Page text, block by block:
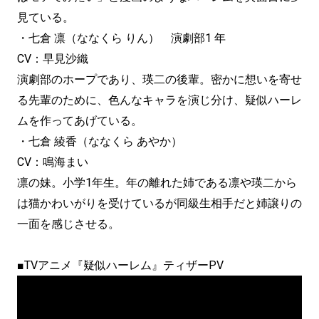
見ている。
・七倉 凛（ななくら りん） 演劇部1 年
CV：早見沙織
演劇部のホープであり、瑛二の後輩。密かに想いを寄せ
る先輩のために、色んなキャラを演じ分け、疑似ハーレ
ムを作ってあげている。
・七倉 綾香（ななくら あやか）
CV：鳴海まい
凛の妹。小学1年生。年の離れた姉である凛や瑛二から
は猫かわいがりを受けているが同級生相手だと姉譲りの
一面を感じさせる。
■TVアニメ『疑似ハーレム』ティザーPV